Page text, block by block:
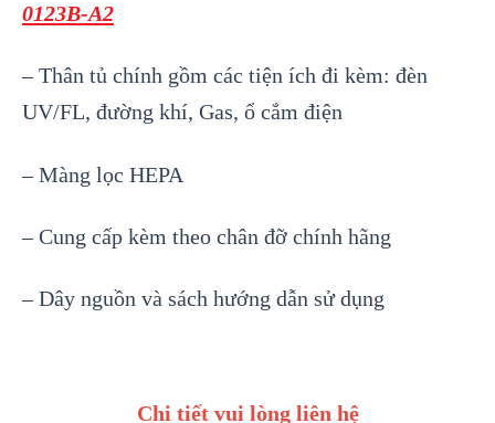
0123B-A2
– Thân tủ chính gồm các tiện ích đi kèm: đèn
UV/FL, đường khí, Gas, ổ cắm điện
– Màng lọc HEPA
– Cung cấp kèm theo chân đỡ chính hãng
– Dây nguồn và sách hướng dẫn sử dụng
Chi tiết vui lòng liên hệ